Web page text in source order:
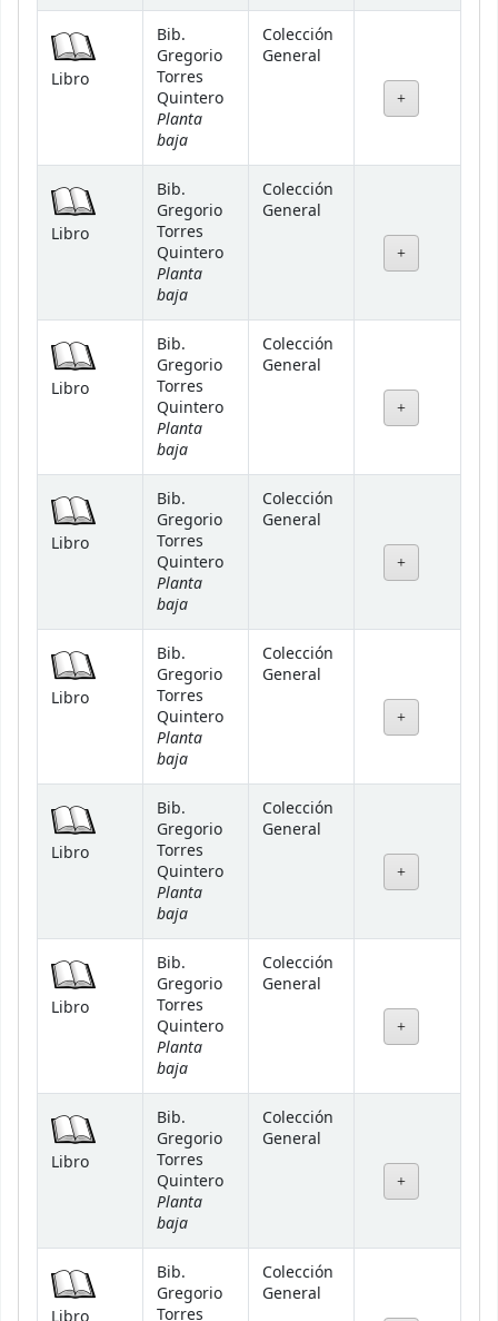
Libro
Bib.
Gregorio
Torres
Quintero
Planta
baja
Colección
General
Libro
Bib.
Gregorio
Torres
Quintero
Planta
baja
Colección
General
Libro
Bib.
Gregorio
Torres
Quintero
Planta
baja
Colección
General
Libro
Bib.
Gregorio
Torres
Quintero
Planta
baja
Colección
General
Libro
Bib.
Gregorio
Torres
Quintero
Planta
baja
Colección
General
Libro
Bib.
Gregorio
Torres
Quintero
Planta
baja
Colección
General
Libro
Bib.
Gregorio
Torres
Quintero
Planta
baja
Colección
General
Libro
Bib.
Gregorio
Torres
Quintero
Planta
baja
Colección
General
Bib.
Gregorio
Torres
Colección
General